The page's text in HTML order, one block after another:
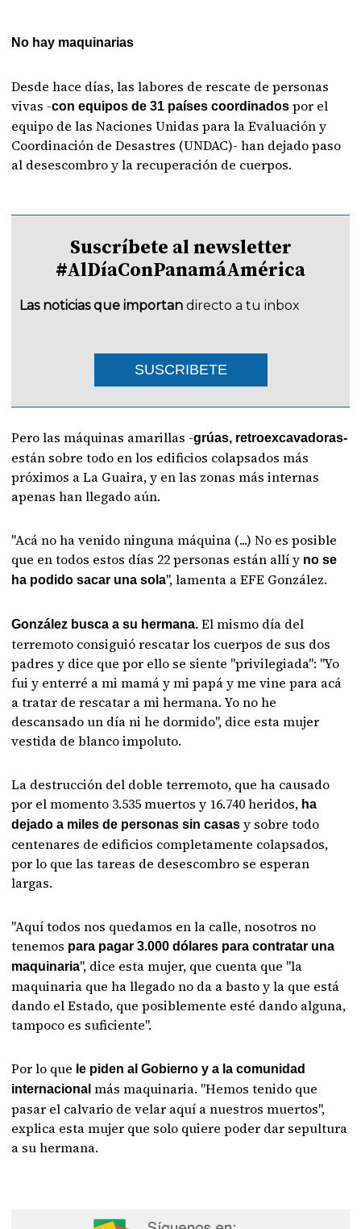
No hay maquinarias
Desde hace días, las labores de rescate de personas
vivas -con equipos de 31 países coordinados por el
equipo de las Naciones Unidas para la Evaluación y
Coordinación de Desastres (UNDAC)- han dejado paso
al desescombro y la recuperación de cuerpos.
Suscríbete al newsletter
#AlDíaConPanamáAmérica
Las noticias que importan directo a tu inbox
SUSCRIBETE
Pero las máquinas amarillas -grúas, retroexcavadoras-
están sobre todo en los edificios colapsados más
próximos a La Guaira, y en las zonas más internas
apenas han llegado aún.
"Acá no ha venido ninguna máquina (...) No es posible
que en todos estos días 22 personas están allí y no se
ha podido sacar una sola", lamenta a EFE González.
González busca a su hermana.El mismo día del
terremoto consiguió rescatar los cuerpos de sus dos
padres y dice que por ello se siente "privilegiada": "Yo
fui y enterré a mi mamá y mi papá y me vine para acá
a tratar de rescatar a mi hermana. Yo no he
descansado un día ni he dormido", dice esta mujer
vestida de blanco impoluto.
La destrucción del doble terremoto, que ha causado
por el momento 3.535 muertos y 16.740 heridos, ha
dejado a miles de personas sin casasy sobre todo
centenares de edificios completamente colapsados,
por lo que las tareas de desescombro se esperan
largas.
"Aquí todos nos quedamos en la calle, nosotros no
tenemos para pagar 3.000 dólares para contratar una
maquinaria", dice esta mujer, que cuenta que "la
maquinaria que ha llegado no da a basto y la que está
dando el Estado, que posiblemente esté dando alguna,
tampoco es suficiente".
Por lo que le piden al Gobierno y a la comunidad
internacional más maquinaria. "Hemos tenido que
pasar el calvario de velar aquí a nuestros muertos",
explica esta mujer que solo quiere poder dar sepultura
a su hermana.